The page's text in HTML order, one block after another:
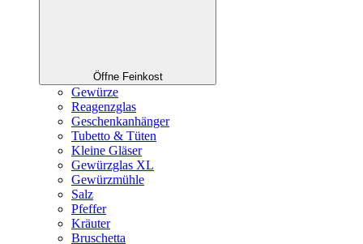
Öffne Feinkost
Gewürze
Reagenzglas
Geschenkanhänger
Tubetto & Tüten
Kleine Gläser
Gewürzglas XL
Gewürzmühle
Salz
Pfeffer
Kräuter
Bruschetta